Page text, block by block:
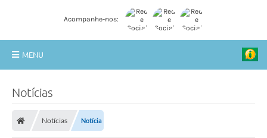
Acompanhe-nos:
MENU
Notícias
Notícias Notícia